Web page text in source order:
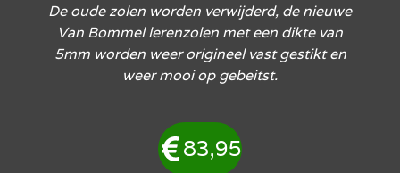
De oude zolen worden verwijderd, de nieuwe
Van Bommel lerenzolen met een dikte van
5mm worden weer origineel vast gestikt en
weer mooi op gebeitst.
83,95